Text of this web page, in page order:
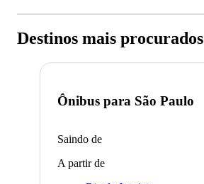
Destinos mais procurados
Ônibus para São Paulo
Saindo de
A partir de